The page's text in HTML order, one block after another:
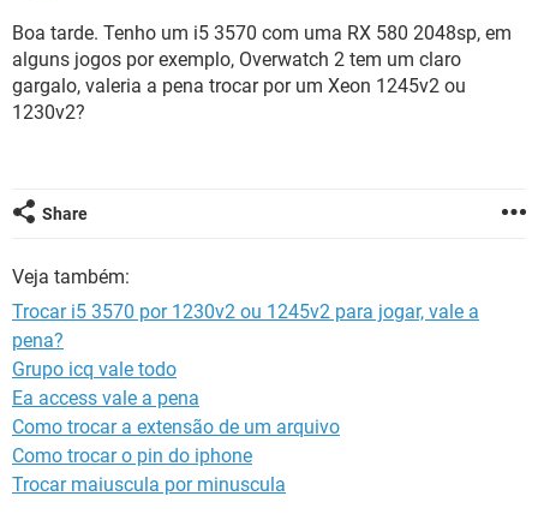
GUIA DE COMPRAS
INSTAGRAM GMAIL
GUIA DE COMPRAS
CELULAR FACEBOOK
OUTLOOK
INSTAGRAM
Boa tarde. Tenho um i5 3570 com uma RX 580 2048sp, em
alguns jogos por exemplo, Overwatch 2 tem um claro
gargalo, valeria a pena trocar por um Xeon 1245v2 ou
1230v2?
Share
Veja também:
Trocar i5 3570 por 1230v2 ou 1245v2 para jogar, vale a
pena?
Grupo icq vale todo
Ea access vale a pena
Como trocar a extensão de um arquivo
Como trocar o pin do iphone
Trocar maiuscula por minuscula